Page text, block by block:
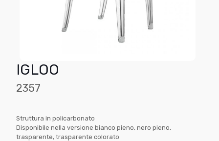
IGLOO
2357
Struttura in policarbonato
Disponibile nella versione bianco pieno, nero pieno,
trasparente, trasparente colorato